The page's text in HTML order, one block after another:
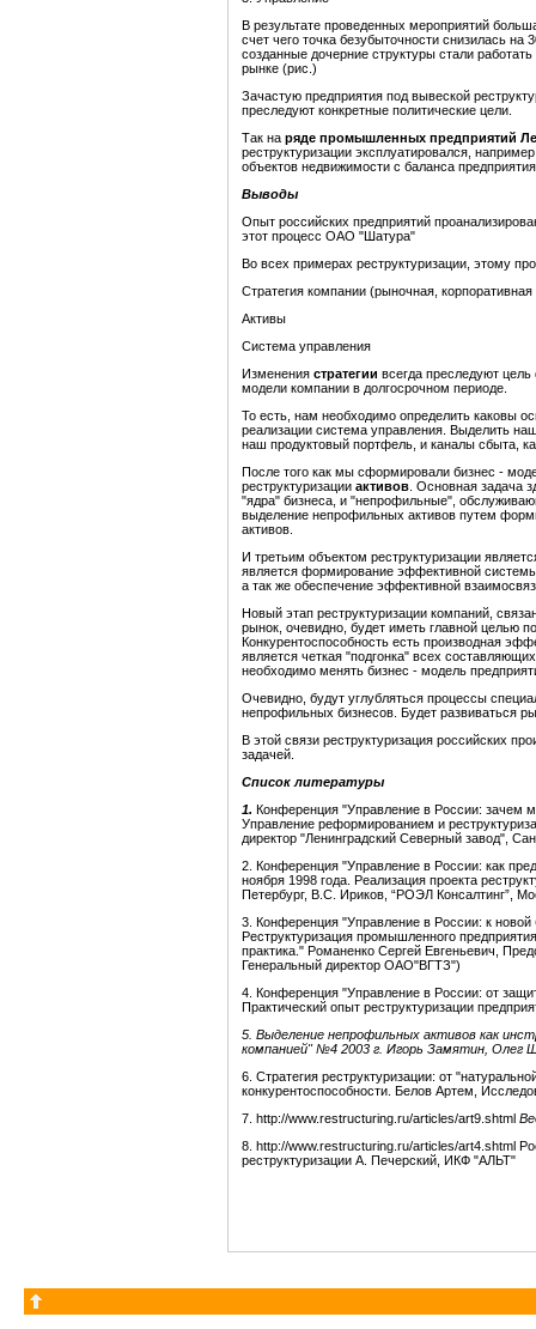
В результате проведенных мероприятий
счет чего точка безубыточности снизилась
созданные дочерние структуры стали
рынке (рис.)
Зачастую предприятия под вывеской
преследуют конкретные политические цели.
Так на ряде промышленных предприятий
реструктуризации эксплуатировался,
объектов недвижимости с баланса
Выводы
Опыт российских предприятий
этот процесс ОАО "Шатура"
Во всех примерах реструктуризации, этому
Стратегия компании (рыночная, корпоративная
Активы
Система управления
Изменения стратегии всегда преследуют
модели компании в долгосрочном периоде.
То есть, нам необходимо определить каковы
реализации система управления. Выделить
наш продуктовый портфель, и каналы сбыта,
После того как мы сформировали бизнес -
реструктуризации активов . Основная задача
"ядра" бизнеса, и "непрофильные",
выделение непрофильных активов путем
активов.
И третьим объектом реструктуризации
является формирование эффективной
а так же обеспечение эффективной
Новый этап реструктуризации компаний,
рынок, очевидно, будет иметь главной целью
Конкурентоспособность есть производная
является четкая "подгонка" всех
необходимо менять бизнес - модель
Очевидно, будут углубляться процессы
непрофильных бизнесов. Будет развиваться
В этой связи реструктуризация российских
задачей.
Список литературы
1. Конференция "Управление в России: зачем
Управление реформированием и
директор "Ленинградский Северный завод",
2. Конференция "Управление в России: как
ноября 1998 года. Реализация проекта
Петербург, В.С. Ириков, “РОЭЛ Консалтинг”,
3. Конференция "Управление в России: к
Реструктуризация промышленного
практика." Романенко Сергей Евгеньевич,
Генеральный директор ОАО"ВГТЗ")
4. Конференция "Управление в России: от
Практический опыт реструктуризации
5. Выделение непрофильных активов как
компанией"№4 2003 г. Игорь Замятин, Олег
6. Стратегия реструктуризации: от
конкурентоспособности. Белов Артем,
7. http://www.restructuring.ru/articles/art9.shtml
8. http://www.restructuring.ru/articles/art4.shtml
реструктуризации А. Печерский, ИКФ "АЛЬТ"